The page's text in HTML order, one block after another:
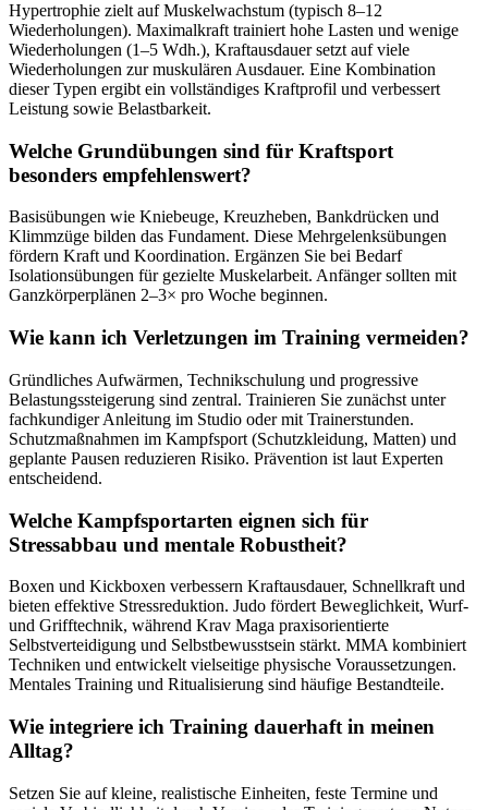
Hypertrophie zielt auf Muskelwachstum (typisch 8–12
Wiederholungen). Maximalkraft trainiert hohe Lasten und wenige
Wiederholungen (1–5 Wdh.), Kraftausdauer setzt auf viele
Wiederholungen zur muskulären Ausdauer. Eine Kombination
dieser Typen ergibt ein vollständiges Kraftprofil und verbessert
Leistung sowie Belastbarkeit.
Welche Grundübungen sind für Kraftsport
besonders empfehlenswert?
Basisübungen wie Kniebeuge, Kreuzheben, Bankdrücken und
Klimmzüge bilden das Fundament. Diese Mehrgelenksübungen
fördern Kraft und Koordination. Ergänzen Sie bei Bedarf
Isolationsübungen für gezielte Muskelarbeit. Anfänger sollten mit
Ganzkörperplänen 2–3× pro Woche beginnen.
Wie kann ich Verletzungen im Training vermeiden?
Gründliches Aufwärmen, Technikschulung und progressive
Belastungssteigerung sind zentral. Trainieren Sie zunächst unter
fachkundiger Anleitung im Studio oder mit Trainerstunden.
Schutzmaßnahmen im Kampfsport (Schutzkleidung, Matten) und
geplante Pausen reduzieren Risiko. Prävention ist laut Experten
entscheidend.
Welche Kampfsportarten eignen sich für
Stressabbau und mentale Robustheit?
Boxen und Kickboxen verbessern Kraftausdauer, Schnellkraft und
bieten effektive Stressreduktion. Judo fördert Beweglichkeit, Wurf-
und Grifftechnik, während Krav Maga praxisorientierte
Selbstverteidigung und Selbstbewusstsein stärkt. MMA kombiniert
Techniken und entwickelt vielseitige physische Voraussetzungen.
Mentales Training und Ritualisierung sind häufige Bestandteile.
Wie integriere ich Training dauerhaft in meinen
Alltag?
Setzen Sie auf kleine, realistische Einheiten, feste Termine und